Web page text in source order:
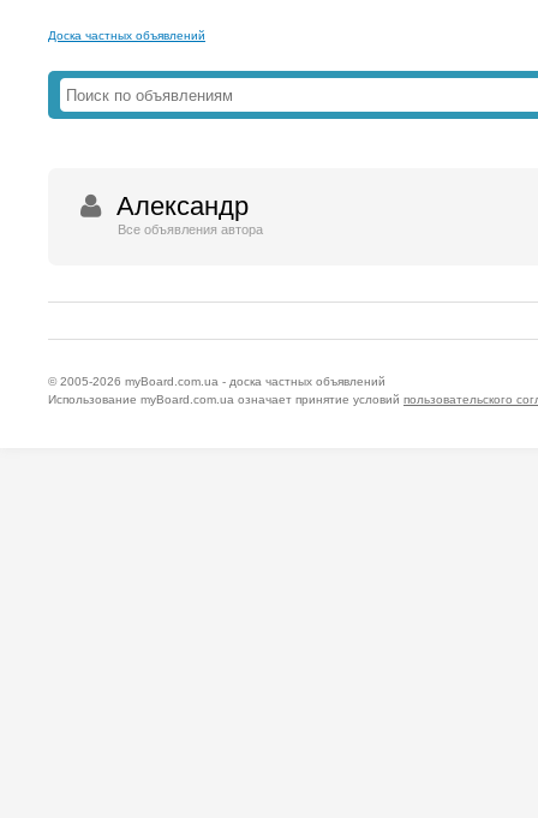
Доска частных объявлений
Александр
Все объявления автора
© 2005-2026 myBoard.com.ua - доска частных объявлений
Использование myBoard.com.ua означает принятие условий пользовательского